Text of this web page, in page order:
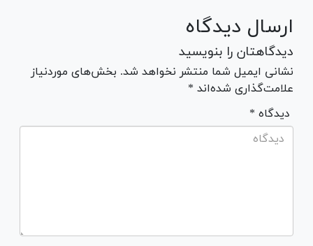
ارسال دیدگاه
دیدگاهتان را بنویسید
نشانی ایمیل شما منتشر نخواهد شد. بخش‌های موردنیاز
علامت‌گذاری شده‌اند *
* دیدگاه